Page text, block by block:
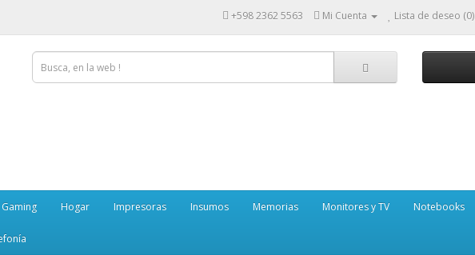
+598 2362 5563 Mi Cuenta Lista de deseo (0)
Gaming Hogar Impresoras Insumos Memorias Monitores y TV Notebooks